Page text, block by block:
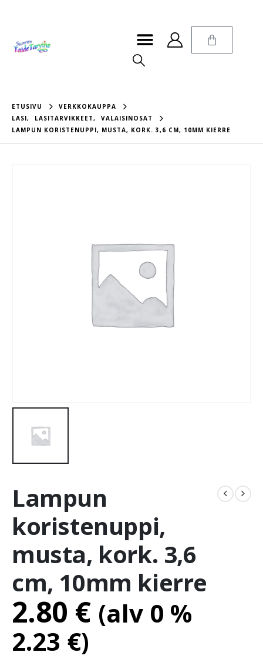
ETUSIVU
VERKKOKAUPPA
LASI, LASITARVIKKEET,
VALAISINOSAT
LAMPUN KORISTENUPPI, MUSTA, KORK. 3,6 CM, 10MM KIERRE
Lampun
koristenuppi,
musta, kork. 3,6
cm, 10mm kierre
2.80 € (alv 0 %
2.23 €)